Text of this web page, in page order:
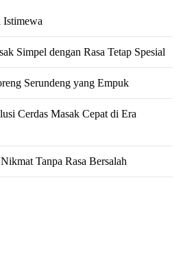
Istimewa
Simpel dengan Rasa Tetap Spesial
Serundeng yang Empuk
Cerdas Masak Cepat di Era
Tanpa Rasa Bersalah